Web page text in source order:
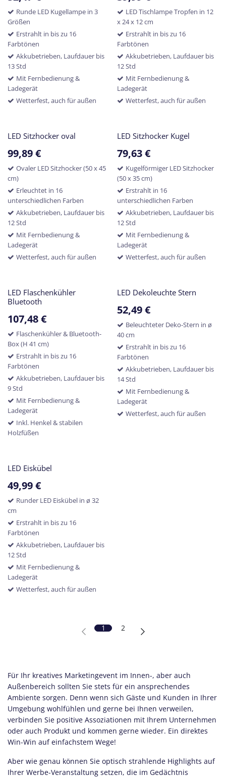
Runde LED Kugellampe in 3
Größen
Erstrahlt in bis zu 16
Farbtönen
Akkubetrieben, Laufdauer bis
13 Std
Mit Fernbedienung &
Ladegerät
Wetterfest, auch für außen
LED Tischlampe Tropfen in 12
x 24 x 12 cm
Erstrahlt in bis zu 16
Farbtönen
Akkubetrieben, Laufdauer bis
12 Std
Mit Fernbedienung &
Ladegerät
Wetterfest, auch für außen
LED Sitzhocker oval
99,89€
Ovaler LED Sitzhocker (50 x 45
cm)
Erleuchtet in 16
unterschiedlichen Farben
Akkubetrieben, Laufdauer bis
12 Std
Mit Fernbedienung &
Ladegerät
Wetterfest, auch für außen
LED Sitzhocker Kugel
79,63€
Kugelförmiger LED Sitzhocker
(50 x 35 cm)
Erstrahlt in 16
unterschiedlichen Farben
Akkubetrieben, Laufdauer bis
12 Std
Mit Fernbedienung &
Ladegerät
Wetterfest, auch für außen
LED Flaschenkühler
Bluetooth
107,48€
Flaschenkühler & Bluetooth-
Box (H 41 cm)
Erstrahlt in bis zu 16
Farbtönen
Akkubetrieben, Laufdauer bis
9 Std
Mit Fernbedienung &
Ladegerät
Inkl. Henkel & stabilen
Holzfüßen
LED Dekoleuchte Stern
52,49€
Beleuchteter Deko-Stern in ø
40 cm
Erstrahlt in bis zu 16
Farbtönen
Akkubetrieben, Laufdauer bis
14 Std
Mit Fernbedienung &
Ladegerät
Wetterfest, auch für außen
LED Eiskübel
49,99€
Runder LED Eiskübel in ø 32
cm
Erstrahlt in bis zu 16
Farbtönen
Akkubetrieben, Laufdauer bis
12 Std
Mit Fernbedienung &
Ladegerät
Wetterfest, auch für außen
1 2
Für Ihr kreatives Marketingevent im Innen-, aber auch
Außenbereich sollten Sie stets für ein ansprechendes
Ambiente sorgen. Denn wenn sich Gäste und Kunden in Ihrer
Umgebung wohlfühlen und gerne bei Ihnen verweilen,
verbinden Sie positive Assoziationen mit Ihrem Unternehmen
oder auch Produkt und kommen gerne wieder. Ein direktes
Win-Win auf einfachstem Wege!
Aber wie genau können Sie optisch strahlende Highlights auf
Ihrer Werbe-Veranstaltung setzen, die im Gedächtnis